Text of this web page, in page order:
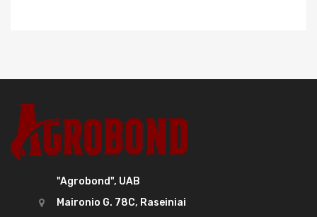
"Agrobond", UAB
Maironio G. 78C, Raseiniai